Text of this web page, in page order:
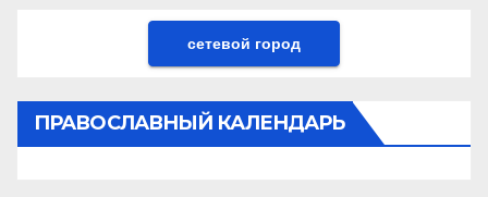
сетевой город
ПРАВОСЛАВНЫЙ КАЛЕНДАРЬ